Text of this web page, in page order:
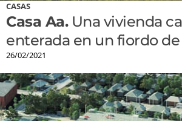
CASAS
Casa Aa.Una vivienda
enterada en un fiordo de
26/02/2021